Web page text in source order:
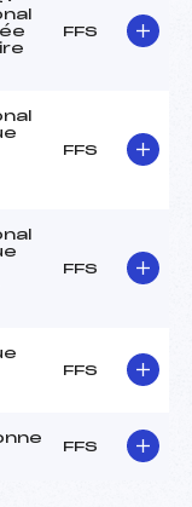
FFS
FFS
FFS
FFS
FFS